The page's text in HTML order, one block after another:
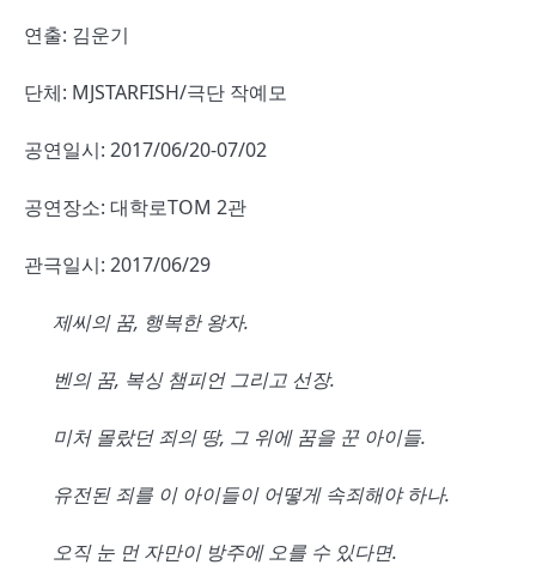
연출: 김운기
단체: MJSTARFISH/극단 작예모
공연일시: 2017/06/20-07/02
공연장소: 대학로TOM 2관
관극일시: 2017/06/29
제씨의 꿈, 행복한 왕자.
벤의 꿈, 복싱 챔피언 그리고 선장.
미처 몰랐던 죄의 땅, 그 위에 꿈을 꾼 아이들.
유전된 죄를 이 아이들이 어떻게 속죄해야 하나.
오직 눈 먼 자만이 방주에 오를 수 있다면.